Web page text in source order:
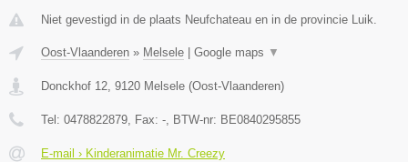
Niet gevestigd in de plaats Neufchateau en in de provincie Luik.
Oost-Vlaanderen » Melsele Google maps ▼
Donckhof 12, 9120 Melsele (Oost-Vlaanderen)
Tel: 0478822879, Fax: -, BTW-nr: BE0840295855
E-mail › Kinderanimatie Mr. Creezy